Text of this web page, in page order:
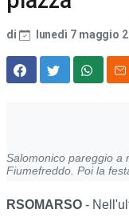
di lunedì 7 maggio
Salomonico pareggio a
Fiumefreddo. Poi la
RSOMARSO -